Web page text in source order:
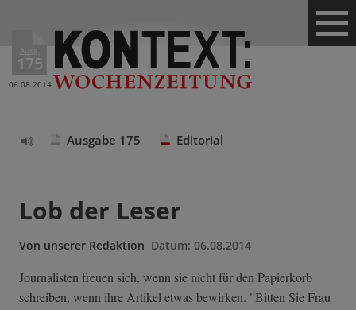
Ausg.
175
06.08.2014
Ausgabe 175 Editorial
Lob der Leser
Von unserer Redaktion Datum: 06.08.2014
Journalisten freuen sich, wenn sie nicht für den Papierkorb
schreiben, wenn ihre Artikel etwas bewirken. "Bitten Sie Frau